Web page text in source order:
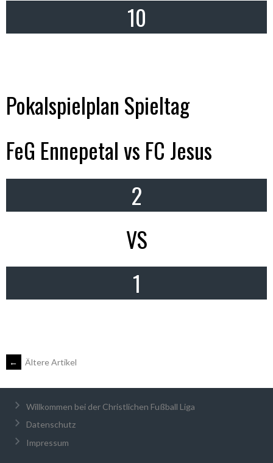
10
Pokalspielplan Spieltag
FeG Ennepetal vs FC Jesus
2
VS
1
BEITRAGSNAVIGATION
← Ältere Artikel
Willkommen bei der Christlichen Fußball Liga
Datenschutz
Impressum